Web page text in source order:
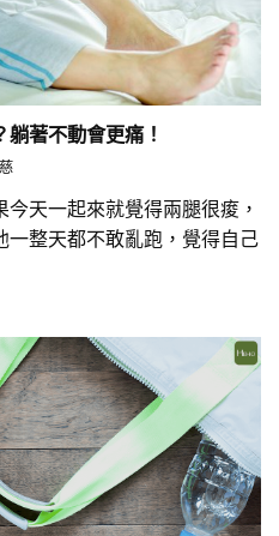
著不動會更痛！
天一起來就覺得兩腿很痠，
一整天都不敢亂跑，覺得自己